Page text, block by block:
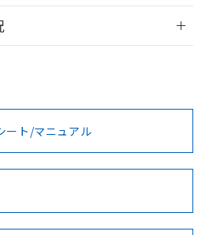
上
イン/会員登録
用いただく前に、以下を必ずお読
凡例
凡例
式承認
ウェー
BV型式承認
（フランス
KR型式
（韓国
No No
ート/マニュアル